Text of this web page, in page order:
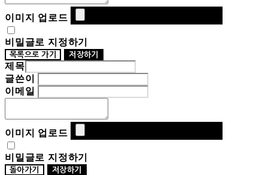
이미지 업로드
비밀글로 지정하기
목록으로 가기 저장하기
제목
글쓴이
이메일
이미지 업로드
비밀글로 지정하기
돌아가기 저장하기